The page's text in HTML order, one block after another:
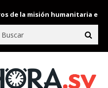
la misión humanitaria enviada